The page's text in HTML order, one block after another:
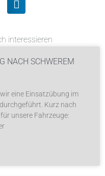
interessieren
NACH SCHWEREM
eine Einsatzübung im
Kurz nach
unsere Fahrzeuge: